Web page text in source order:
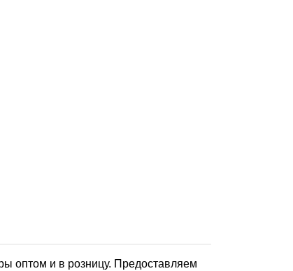
оптом и в розницу. Предоставляем